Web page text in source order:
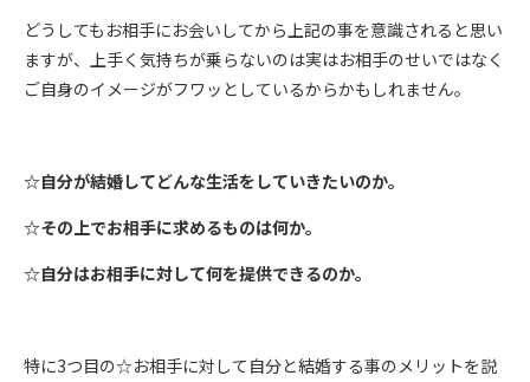
どうしてもお相手にお会いしてから上記の事を意識されると思い
ますが、上手く気持ちが乗らないのは実はお相手のせいではなく
ご自身のイメージがフワッとしているからかもしれません。
☆自分が結婚してどんな生活をしていきたいのか。
☆その上でお相手に求めるものは何か。
☆自分はお相手に対して何を提供できるのか。
特に3つ目の☆お相手に対して自分と結婚する事のメリットを説